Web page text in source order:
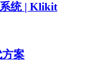
统 | Klikit
方案